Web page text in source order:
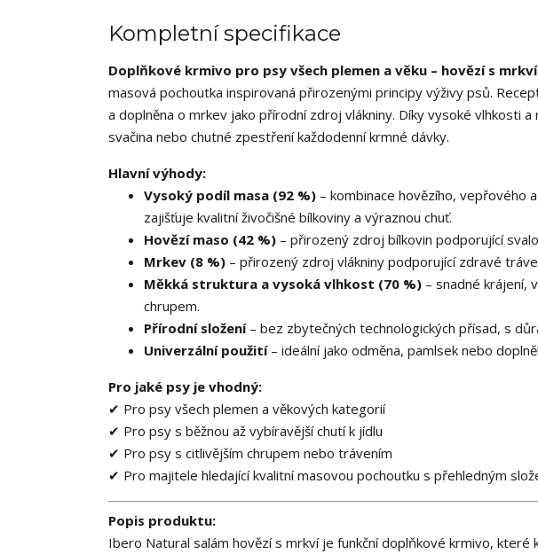
Kompletní specifikace
Doplňkové krmivo pro psy všech plemen a věku – hovězí s
masová pochoutka inspirovaná přirozenými principy výživy psů.
a doplněna o mrkev jako přírodní zdroj vlákniny. Díky vysoké vlhkosti
svačina nebo chutné zpestření každodenní krmné dávky.
Hlavní výhody:
Vysoký podíl masa (92 %) – kombinace hovězího, vepřového
zajišťuje kvalitní živočišné bílkoviny a výraznou chuť.
Hovězí maso (42 %) – přirozený zdroj bílkovin podporující
Mrkev (8 %) – přirozený zdroj vlákniny podporující zdravé
Měkká struktura a vysoká vlhkost (70 %) – snadné krájení,
chrupem.
Přírodní složení– bez zbytečných technologických přísad, s
Univerzální použití– ideální jako odměna, pamlsek nebo
Pro jaké psy je vhodný:
✔ Pro psy všech plemen a věkových kategorií
✔ Pro psy s běžnou až vybíravější chutí k jídlu
✔ Pro psy s citlivějším chrupem nebo trávením
✔ Pro majitele hledající kvalitní masovou pochoutku s přehledným
Popis produktu:
Ibero Natural salám hovězí s mrkví je funkční doplňkové krmivo,